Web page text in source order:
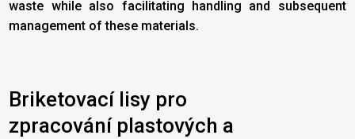
waste while also facilitating handling and subsequent
management of these materials.
Briketovací lisy pro
zpracování plastových a